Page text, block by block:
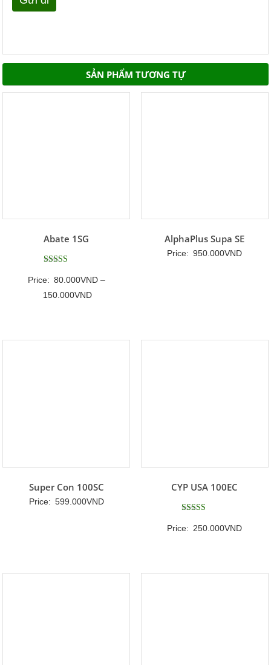
SẢN PHẨM TƯƠNG TỰ
Abate 1SG
hạng
5 sao
Price: 80.000VND –
150.000VNDKhoảng
80.000VND
AlphaPlus Supa SE
Price: 950.000VND
Super Con 100SC
Price: 599.000VND
CYP USA 100EC
hạng
Price: 250.000VND